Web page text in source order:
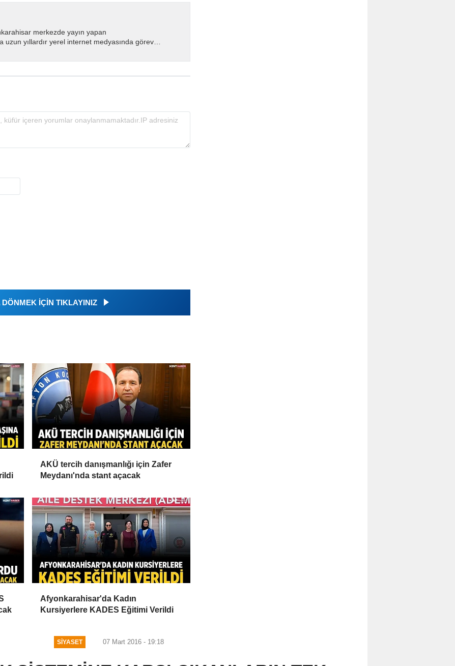
merkezde yayın yapan
uzun yıllardır yerel internet medyasında görev
DÖNMEK İÇİN TIKLAYINIZ
AKÜ tercih danışmanlığı için Zafer
Meydanı'nda stant açacak
Afyonkarahisar'da Kadın
Kursiyerlere KADES Eğitimi Verildi
SIYASET 07 Mart 2016 - 19:18